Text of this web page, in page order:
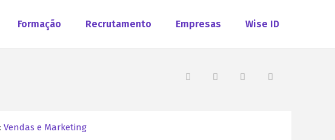
Formação Recrutamento Empresas Wise ID
Vendas e Marketing